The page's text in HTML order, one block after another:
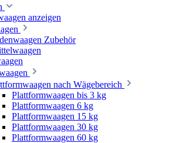
anzeigen
Zubehör
nach Wägebereich
Plattformwaagen bis 3 kg
Plattformwaagen 6 kg
Plattformwaagen 15 kg
Plattformwaagen 30 kg
Plattformwaagen 60 kg